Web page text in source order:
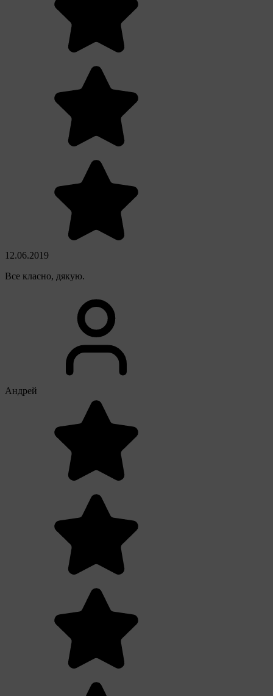
12.06.2019
Все класно, дякую.
Андрей